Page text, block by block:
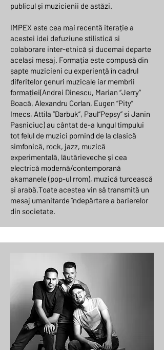
publicul și muzicienii de astăzi.
IMPEX este cea mai recentă iterație a
acestei idei defuziune stilistică si
colaborare inter-etnică și ducemai departe
același mesaj. Formația este compusă din
șapte muzicieni cu experiență în cadrul
diferitelor genuri muzicale iar membrii
formației(Andrei Dinescu, Marian “Jerry”
Boacă, Alexandru Corlan, Eugen “Pity”
Imecs, Attila “Darbuk”, Paul“Pepsy” si Janin
Pasniciuc) au cântat de-a lungul timpului
tot felul de muzici pornind de la clasică
simfonică, rock, jazz, muzică
experimentală, lăutărieveche și cea
electrică modernă/contemporană
akamanele (pop-ul rrom), muzică turcească
și arabă.Toate acestea vin să transmită un
mesaj umanitarde îndepărtare a barierelor
din societate.